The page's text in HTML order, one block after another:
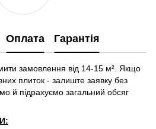
Оплата Гарантія
замовлення від 14-15 м². Якщо
плиток - залиште заявку без
й підрахуємо загальний обсяг